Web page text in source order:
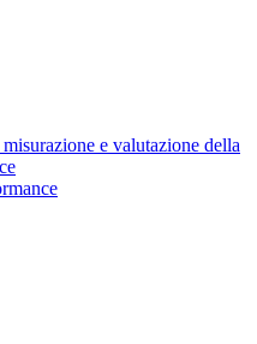
e valutazione della